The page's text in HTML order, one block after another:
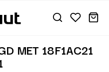
MET 18F1AC21